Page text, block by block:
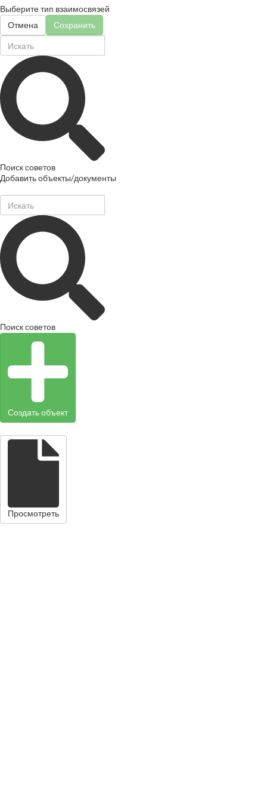
Выберите тип взаимосвязей
Отмена
Сохранить
Поиск советов
Добавить объекты/документы
Поиск советов
Создать объект
Просмотреть